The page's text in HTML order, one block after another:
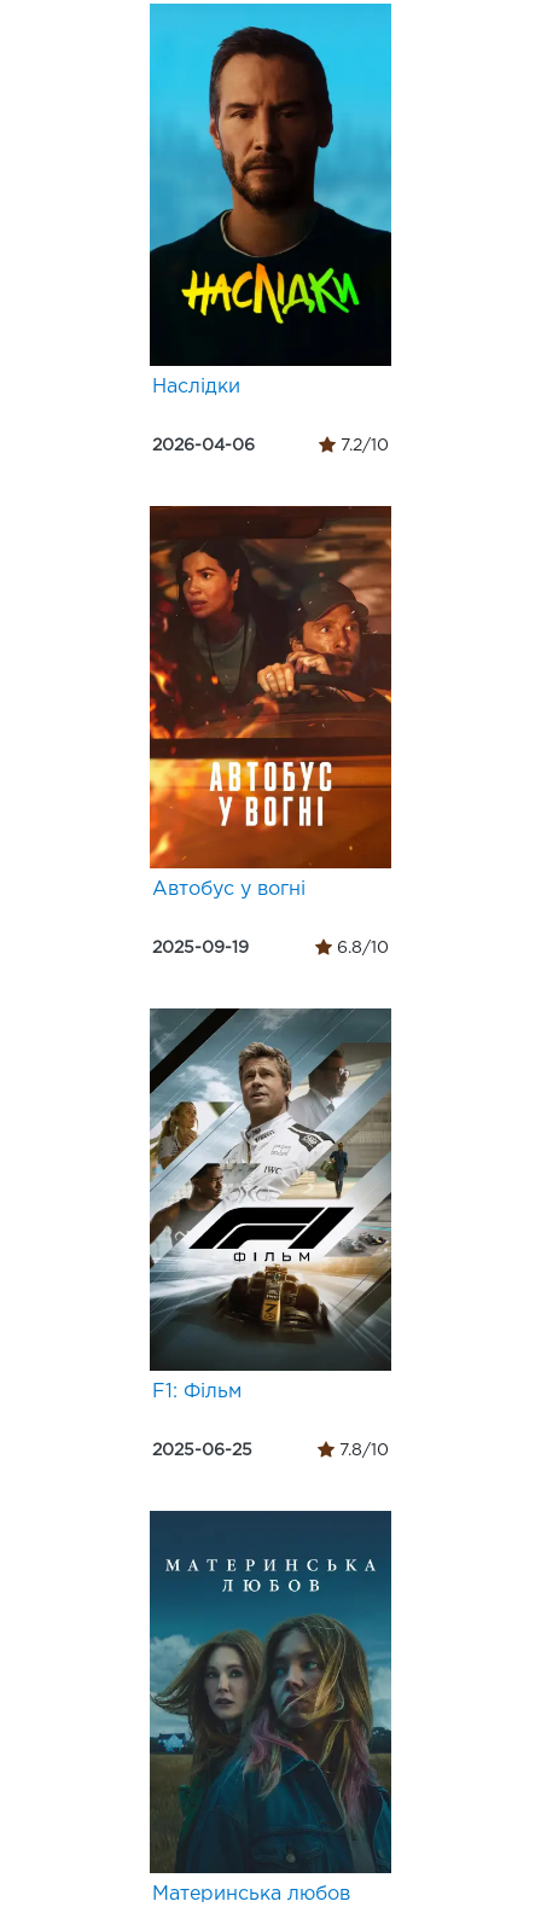
Наслідки
2026-04-06 7.2/10
Автобус у вогні
2025-09-19 6.8/10
F1: Фільм
2025-06-25 7.8/10
Материнська любов